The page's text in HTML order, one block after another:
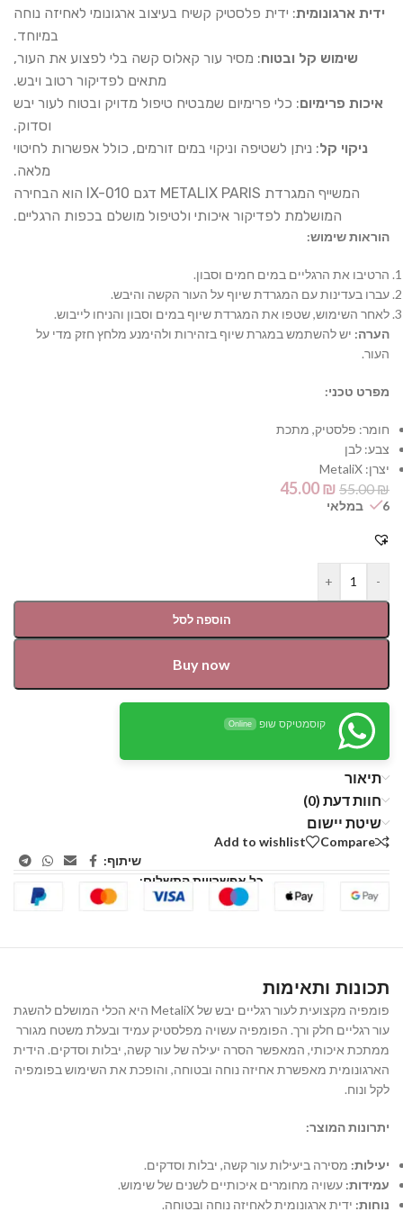
ידית ארגונומית: ידית פלסטיק קשיח בעיצוב ארגונומי לאחיזה נוחה
במיוחד.
שימוש קל ובטוח: מסיר עור קאלוס קשה בלי לפצוע את העור,
מתאים לפדיקור רטוב ויבש.
איכות פרימיום: כלי פרימיום שמבטיח טיפול מדויק ובטוח לעור יבש
וסדוק.
ניקוי קל: ניתן לשטיפה וניקוי במים זורמים, כולל אפשרות לחיטוי
מלאה.
המשייף המגרדת METALIX PARIS דגם IX-010 הוא הבחירה
המושלמת לפדיקור איכותי ולטיפול מושלם בכפות הרגליים.
הוראות שימוש:
הרטיבו את הרגליים במים חמים וסבון.
עברו בעדינות עם המגרדת שיוף על העור הקשה והיבש.
לאחר השימוש, שטפו את המגרדת שיוף במים וסבון והניחו לייבוש.
הערה: יש להשתמש במגרת שיוף בזהירות ולהימנע מלחץ חזק מדי על
העור.
מפרט טכני:
חומר: פלסטיק, מתכת
צבע: לבן
יצרן: MetaliX
55.00₪
45.00₪
6 במלאי
-
+
הוספה לסל
Buy now
קוסמטיקס שופ Online
תיאור
חוות דעת (0)
שיטת יישום
Compare
Add to wishlist
שיתוף:
כל אפשרויות התשלום:
תכונות ותאימות
פומפיה מקצועית לעור רגליים יבש של MetaliX היא הכלי המושלם להשגת
עור רגליים חלק ורך. הפומפיה עשויה מפלסטיק עמיד ובעלת משטח מגורר
ממתכת איכותי, המאפשר הסרה יעילה של עור קשה, יבלות וסדקים. הידית
הארגונומית מאפשרת אחיזה נוחה ובטוחה, והופכת את השימוש בפומפיה
לקל ונוח.
יתרונות המוצר:
יעילות: מסירה ביעילות עור קשה, יבלות וסדקים.
עמידות: עשויה מחומרים איכותיים לשנים של שימוש.
נוחות: ידית ארגונומית לאחיזה נוחה ובטוחה.